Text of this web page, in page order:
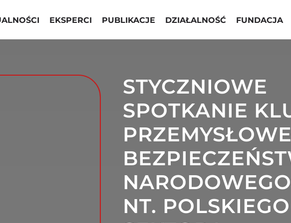
EKSPERCI PUBLIKACJE DZIAŁALNOŚĆ FUNDACJA
STYCZNIOWE
SPOTKANIE
NARODOWEGO
NT. POLSKIEGO